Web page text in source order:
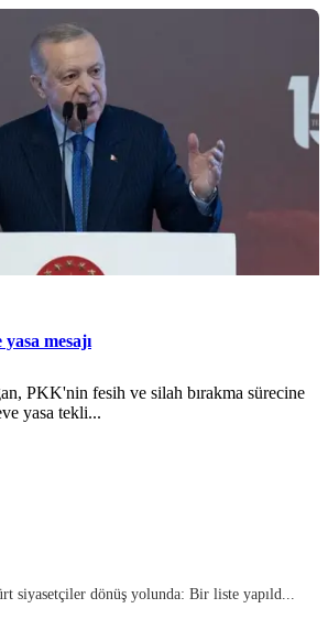
mesajı
PKK'nin fesih ve silah bırakma sürecine
yasa tekli...
siyasetçiler dönüş yolunda: Bir liste yapıld...